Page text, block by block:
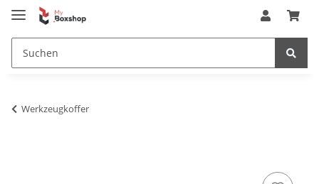
Werkzeugkoffer